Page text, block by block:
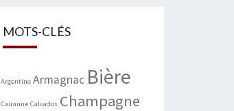
MOTS-CLÉS
Argentine Armagnac Bière
Cairanne Calvados Champagne